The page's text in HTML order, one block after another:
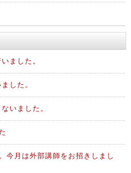
ました。
した。
いました。
今月は外部講師をお招きしまし